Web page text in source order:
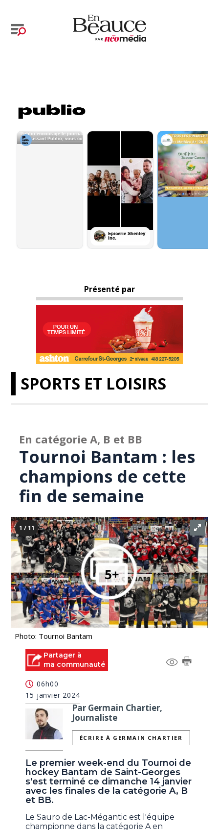
Présenté par
SPORTS ET LOISIRS
En catégorie A, B et BB
Tournoi Bantam : les
champions de cette
fin de semaine
1 / 11
Photo: Tournoi Bantam
Partager à
ma communauté
06h00
15 janvier 2024
Par Germain Chartier,
Journaliste
ÉCRIRE À GERMAIN CHARTIER
Le premier week-end du Tournoi de
hockey Bantam de Saint-Georges
s'est terminé ce dimanche 14 janvier
avec les finales de la catégorie A, B
et BB.
Le Sauro de Lac-Mégantic est l'équipe
championne dans la catégorie A en